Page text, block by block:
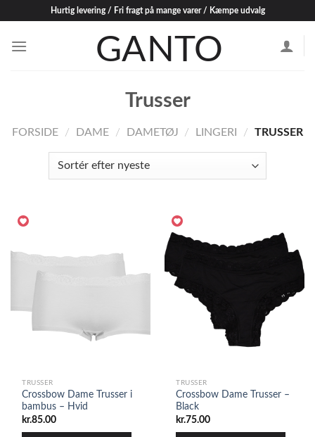
content
Hurtig levering / Fri fragt på mange varer / Kæmpe udvalg
Trusser
FORSIDE / DAME / DAMETØJ / LINGERI / TRUSSER
TRUSSER
Crossbow Dame Trusser i
bambus – Hvid
kr.85.00
TRUSSER
Crossbow Dame Trusser –
Black
kr.75.00